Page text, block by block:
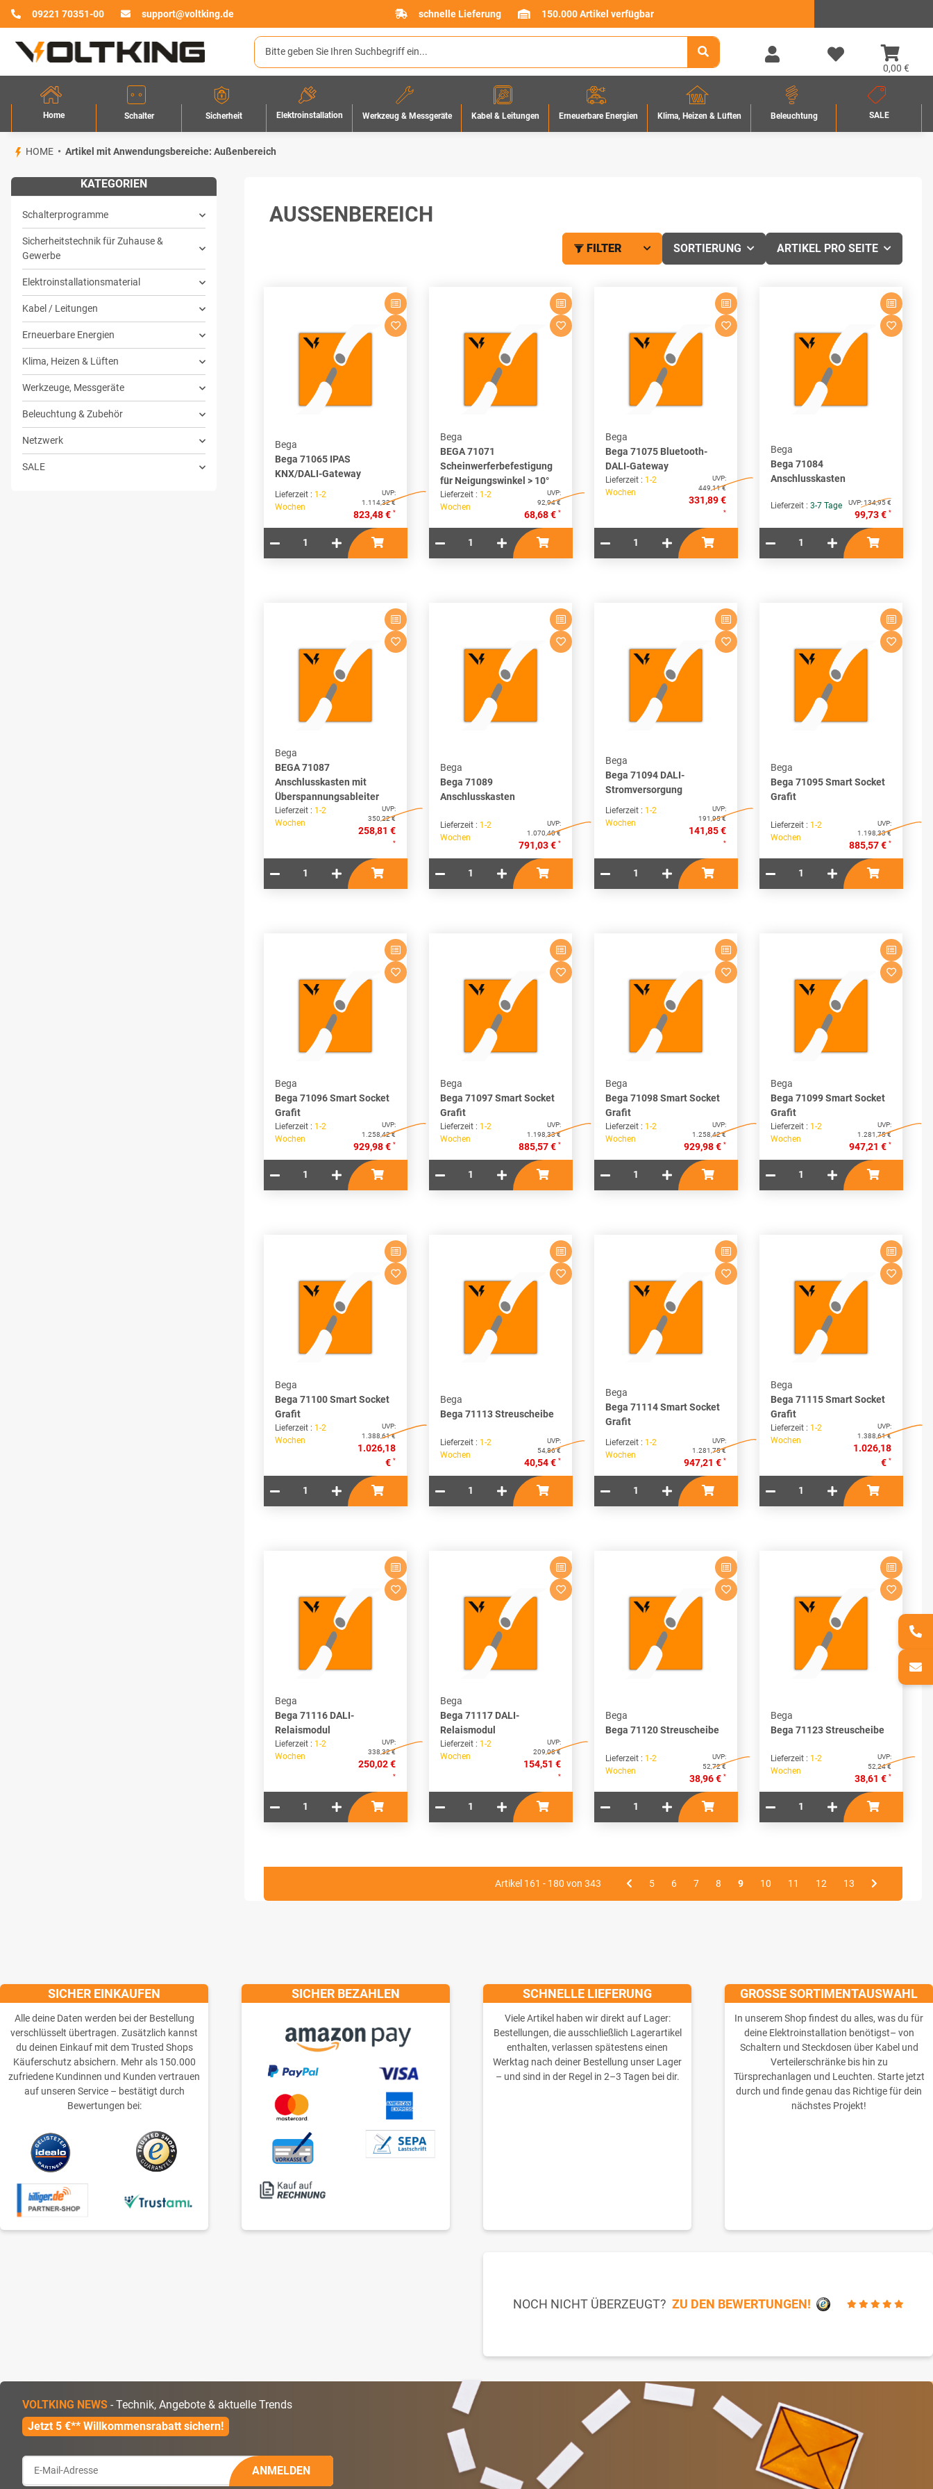
09221 70351-00 support@voltking.de schnelle Lieferung 150.000 Artikel verfügbar
0,00 €
Home Schalter Sicherheit Elektroinstallation Werkzeug & Messgeräte Kabel & Leitungen Erneuerbare Energien Klima, Heizen & Lüften Beleuchtung SALE
HOME Artikel mit Anwendungsbereiche: Außenbereich
AUSSENBEREICH
FILTER SORTIERUNG ARTIKEL PRO SEITE
Bega
Bega 71065 IPAS
KNX/DALI-Gateway
Lieferzeit : 1-2
Wochen
UVP:
1.114,32 €
823,48 € *
Bega
BEGA 71071
Scheinwerferbefestigung
für Neigungswinkel > 10°
Lieferzeit : 1-2
Wochen
UVP:
92,94 €
68,68 € *
Bega
Bega 71075 Bluetooth-
DALI-Gateway
Lieferzeit : 1-2
Wochen
UVP:
449,11 €
331,89 €
*
Bega
Bega 71084
Anschlusskasten
Lieferzeit : 3-7 Tage UVP:134,95 €
99,73 € *
Bega
BEGA 71087
Anschlusskasten mit
Überspannungsableiter
Lieferzeit : 1-2
Wochen
UVP:
350,22 €
258,81 €
*
Bega
Bega 71089
Anschlusskasten
Lieferzeit : 1-2
Wochen
UVP:
1.070,40 €
791,03 € *
Bega
Bega 71094 DALI-
Stromversorgung
Lieferzeit : 1-2
Wochen
UVP:
191,95 €
141,85 €
*
Bega
Bega 71095 Smart Socket
Grafit
Lieferzeit : 1-2
Wochen
UVP:
1.198,33 €
885,57 € *
Bega
Bega 71096 Smart Socket
Grafit
Lieferzeit : 1-2
Wochen
UVP:
1.258,42 €
929,98 € *
Bega
Bega 71097 Smart Socket
Grafit
Lieferzeit : 1-2
Wochen
UVP:
1.198,33 €
885,57 € *
Bega
Bega 71098 Smart Socket
Grafit
Lieferzeit : 1-2
Wochen
UVP:
1.258,42 €
929,98 € *
Bega
Bega 71099 Smart Socket
Grafit
Lieferzeit : 1-2
Wochen
UVP:
1.281,75 €
947,21 € *
Bega
Bega 71100 Smart Socket
Grafit
Lieferzeit : 1-2
Wochen
UVP:
1.388,61 €
1.026,18
€ *
Bega
Bega 71113 Streuscheibe
Lieferzeit : 1-2
Wochen
UVP:
54,86 €
40,54 € *
Bega
Bega 71114 Smart Socket
Grafit
Lieferzeit : 1-2
Wochen
UVP:
1.281,75 €
947,21 € *
Bega
Bega 71115 Smart Socket
Grafit
Lieferzeit : 1-2
Wochen
UVP:
1.388,61 €
1.026,18
€ *
Bega
Bega 71116 DALI-
Relaismodul
Lieferzeit : 1-2
Wochen
UVP:
338,32 €
250,02 €
*
Bega
Bega 71117 DALI-
Relaismodul
Lieferzeit : 1-2
Wochen
UVP:
209,08 €
154,51 €
*
Bega
Bega 71120 Streuscheibe
Lieferzeit : 1-2
Wochen
UVP:
52,72 €
38,96 € *
Bega
Bega 71123 Streuscheibe
Lieferzeit : 1-2
Wochen
UVP:
52,24 €
38,61 € *
Artikel 161 - 180 von 343 5 6 7 8 9 10 11 12 13
KATEGORIEN
Schalterprogramme
Sicherheitstechnik für Zuhause &
Gewerbe
Elektroinstallationsmaterial
Kabel / Leitungen
Erneuerbare Energien
Klima, Heizen & Lüften
Werkzeuge, Messgeräte
Beleuchtung & Zubehör
Netzwerk
SALE
VOLTKING NEWS - Technik, Angebote & aktuelle Trends
Jetzt 5 €** Willkommensrabatt sichern!
ANMELDEN
SICHER EINKAUFEN
Alle deine Daten werden bei der Bestellung
verschlüsselt übertragen. Zusätzlich kannst
du deinen Einkauf mit dem Trusted Shops
Käuferschutz absichern. Mehr als 150.000
zufriedene Kundinnen und Kunden vertrauen
auf unseren Service – bestätigt durch
Bewertungen bei:
SICHER BEZAHLEN SCHNELLE LIEFERUNG
Viele Artikel haben wir direkt auf Lager:
Bestellungen, die ausschließlich Lagerartikel
enthalten, verlassen spätestens einen
Werktag nach deiner Bestellung unser Lager
– und sind in der Regel in 2–3 Tagen bei dir.
GROSSE SORTIMENTAUSWAHL
In unserem Shop findest du alles, was du für
deine Elektroinstallation benötigst– von
Schaltern und Steckdosen über Kabel und
Verteilerschränke bis hin zu
Türsprechanlagen und Leuchten. Starte jetzt
durch und finde genau das Richtige für dein
nächstes Projekt!
NOCH NICHT ÜBERZEUGT? ZU DEN BEWERTUNGEN!